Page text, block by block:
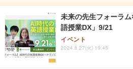
未来の先生フォーラ
語授業DX」9/21
イベント
2024.8.27(火) 10:45